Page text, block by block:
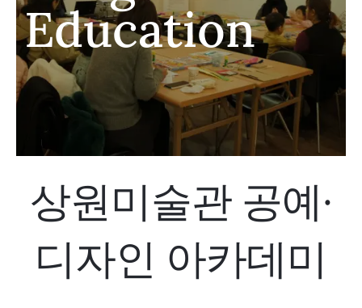
Education
상원미술관 공예·
디자인 아카데미